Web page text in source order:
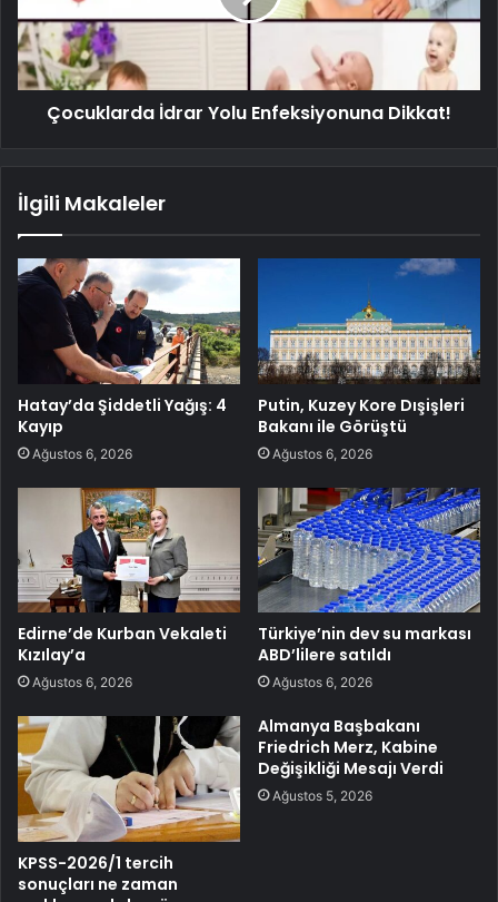
Çocuklarda İdrar Yolu Enfeksiyonuna Dikkat!
İlgili Makaleler
Hatay’da Şiddetli Yağış: 4
Kayıp
Ağustos 6, 2026
Putin, Kuzey Kore Dışişleri
Bakanı ile Görüştü
Ağustos 6, 2026
Edirne’de Kurban Vekaleti
Kızılay’a
Ağustos 6, 2026
Türkiye’nin dev su markası
ABD’lilere satıldı
Ağustos 6, 2026
KPSS-2026/1 tercih
sonuçları ne zaman
Almanya Başbakanı
Friedrich Merz, Kabine
Değişikliği Mesajı Verdi
Ağustos 5, 2026